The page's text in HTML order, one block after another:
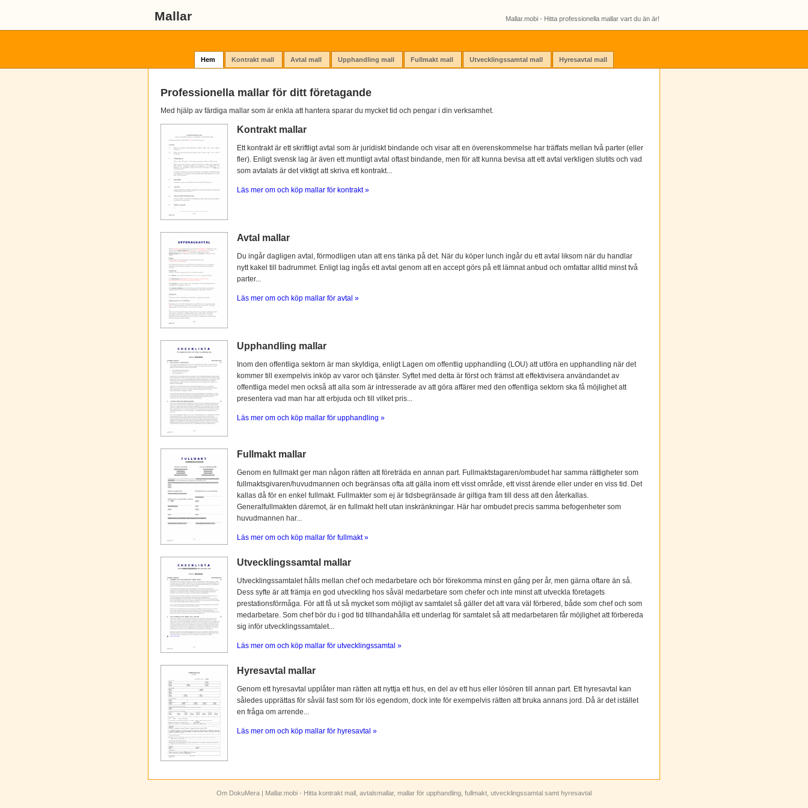
Mallar Mallar.mobi - Hitta professionella mallar vart du än är!
Hem Kontrakt mall Avtal mall Upphandling mall Fullmakt mall Utvecklingssamtal mall Hyresavtal mall
Professionella mallar för ditt företagande
Med hjälp av färdiga mallar som är enkla att hantera sparar du mycket tid och pengar i din verksamhet.
Kontrakt mallar
Ett kontrakt är ett skriftligt avtal som är juridiskt bindande och visar att en överenskommelse har träffats mellan två parter (eller
fler). Enligt svensk lag är även ett muntligt avtal oftast bindande, men för att kunna bevisa att ett avtal verkligen slutits och vad
som avtalats är det viktigt att skriva ett kontrakt...
Läs mer om och köp mallar för kontrakt »
Avtal mallar
Du ingår dagligen avtal, förmodligen utan att ens tänka på det. När du köper lunch ingår du ett avtal liksom när du handlar
nytt kakel till badrummet. Enligt lag ingås ett avtal genom att en accept görs på ett lämnat anbud och omfattar alltid minst två
parter...
Läs mer om och köp mallar för avtal »
Upphandling mallar
Inom den offentliga sektorn är man skyldiga, enligt Lagen om offentlig upphandling (LOU) att utföra en upphandling när det
kommer till exempelvis inköp av varor och tjänster. Syftet med detta är först och främst att effektivisera användandet av
offentliga medel men också att alla som är intresserade av att göra affärer med den offentliga sektorn ska få möjlighet att
presentera vad man har att erbjuda och till vilket pris...
Läs mer om och köp mallar för upphandling »
Fullmakt mallar
Genom en fullmakt ger man någon rätten att företräda en annan part. Fullmaktstagaren/ombudet har samma rättigheter som
fullmaktsgivaren/huvudmannen och begränsas ofta att gälla inom ett visst område, ett visst ärende eller under en viss tid. Det
kallas då för en enkel fullmakt. Fullmakter som ej är tidsbegränsade är giltiga fram till dess att den återkallas.
Generalfullmakten däremot, är en fullmakt helt utan inskränkningar. Här har ombudet precis samma befogenheter som
huvudmannen har...
Läs mer om och köp mallar för fullmakt »
Utvecklingssamtal mallar
Utvecklingssamtalet hålls mellan chef och medarbetare och bör förekomma minst en gång per år, men gärna oftare än så.
Dess syfte är att främja en god utveckling hos såväl medarbetare som chefer och inte minst att utveckla företagets
prestationsförmåga. För att få ut så mycket som möjligt av samtalet så gäller det att vara väl förbered, både som chef och som
medarbetare. Som chef bör du i god tid tillhandahålla ett underlag för samtalet så att medarbetaren får möjlighet att förbereda
sig inför utvecklingssamtalet...
Läs mer om och köp mallar för utvecklingssamtal »
Hyresavtal mallar
Genom ett hyresavtal upplåter man rätten att nyttja ett hus, en del av ett hus eller lösören till annan part. Ett hyresavtal kan
således upprättas för såväl fast som för lös egendom, dock inte för exempelvis rätten att bruka annans jord. Då är det istället
en fråga om arrende...
Läs mer om och köp mallar för hyresavtal »
Om DokuMera | Mallar.mobi - Hitta kontrakt mall, avtalsmallar, mallar för upphandling, fullmakt, utvecklingssamtal samt hyresavtal